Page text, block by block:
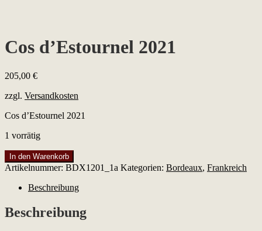
Cos d’Estournel 2021
205,00 €
zzgl. Versandkosten
Cos d’Estournel 2021
1 vorrätig
Cos
d'Estournel
Menge
In den Warenkorb
Artikelnummer: BDX1201_1a Kategorien: Bordeaux, Frankreich
Beschreibung
Beschreibung